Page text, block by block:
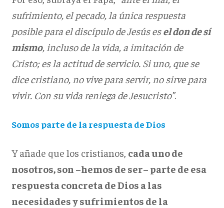
sufrimiento, el pecado, la única respuesta
posible para el discípulo de Jesús esel don de sí
mismo, incluso de la vida, a imitación de
Cristo; es la actitud de servicio. Si uno, que se
dice cristiano, no vive para servir, no sirve para
vivir. Con su vida reniega de Jesucristo”.
Somos parte de la respuesta de Dios
Y añade que los cristianos, cada uno de
nosotros, son –hemos de ser– parte de esa
respuesta concreta de Dios a las
necesidades y sufrimientos de la